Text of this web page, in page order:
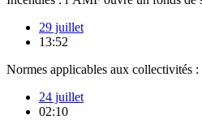
29 juillet
13:52
Normes applicables aux collectivités
24 juillet
02:10